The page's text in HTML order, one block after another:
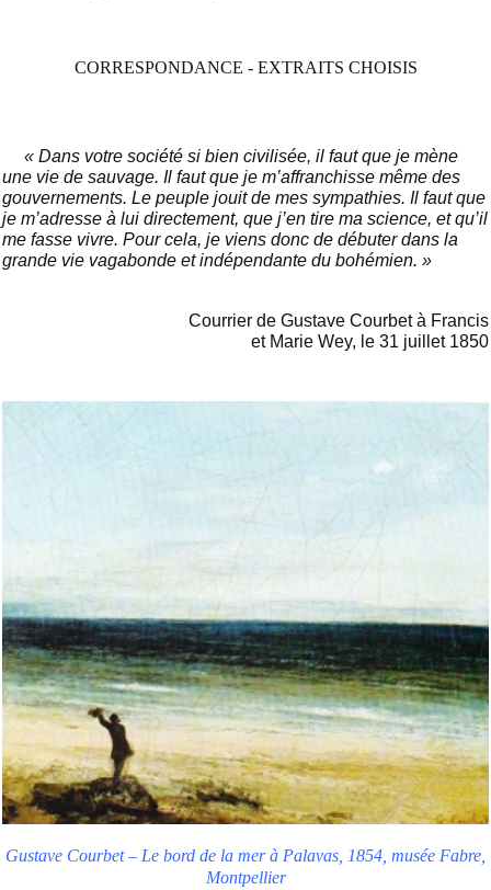
CORRESPONDANCE - EXTRAITS CHOISIS
« Dans votre société si bien civilisée, il faut que je mène
une vie de sauvage. Il faut que je m’affranchisse même des
gouvernements. Le peuple jouit de mes sympathies. Il faut que
je m’adresse à lui directement, que j’en tire ma science, et qu’il
me fasse vivre. Pour cela, je viens donc de débuter dans la
grande vie vagabonde et indépendante du bohémien. »
Courrier de Gustave Courbet à Francis
et Marie Wey, le 31 juillet 1850
Gustave Courbet – Le bord de la mer à Palavas, 1854, musée Fabre,
Montpellier